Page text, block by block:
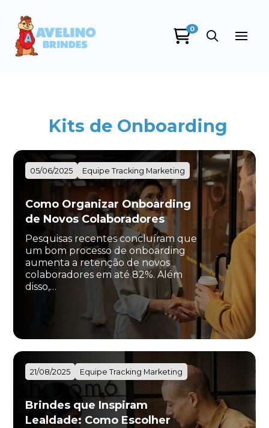
0
Kits de Onboarding
05/06/2025 Equipe Tracking Marketing
Como Organizar Onboarding
de Novos Colaboradores
Pesquisas recentes concluíram que
um bom processo de onboarding
aumenta a retenção de novos
colaboradores em até 82%. Além
disso,…
21/08/2025 Equipe Tracking Marketing
Brindes que Inspiram
Lealdade: Como Escolher
Avelino Brindes
Eu concordo em receber comunicações.
A nossa empresa está comprometida a proteger e respeitar
sua privacidade, utilizaremos seus dados apenas para fins
de marketing. Você pode alterar suas preferências a
Iniciar conversa